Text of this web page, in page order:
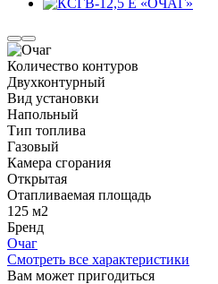
Количество контуров
Двухконтурный
Вид установки
Напольный
Тип топлива
Газовый
Камера сгорания
Открытая
Отапливаемая площадь
125 м2
Бренд
Очаг
Смотреть все характеристики
Вам может пригодиться